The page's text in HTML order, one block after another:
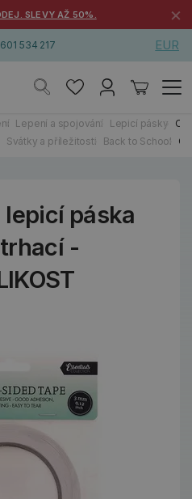
SLEVY AŽ 50%. ×
534 217 EUR
Lepení a spojování Lepicí pásky
Svátky a příležitosti Back to School
páska
-